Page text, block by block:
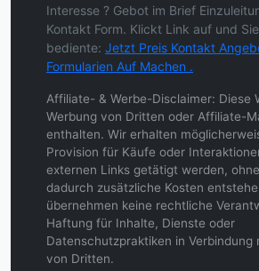
Interesse ? Gebot im Brief
Kontakt Form. Klickt Link auf und
bediente: Jetzt Preis Kontakt
Formularien Auf Machen .
Affiliate- & Werbe-Disclaimer: Diese
Werbung von Dritten oder Affiliate-
enthalten. Wir erhalten
Provision für Käufe oder
externen Links getätigt werden,
dadurch zusätzliche Kosten
übernehmen keine rechtliche
Haftung für Inhalte, Dienste oder
Datenschutzpraktiken in Verbindung
von Dritten.